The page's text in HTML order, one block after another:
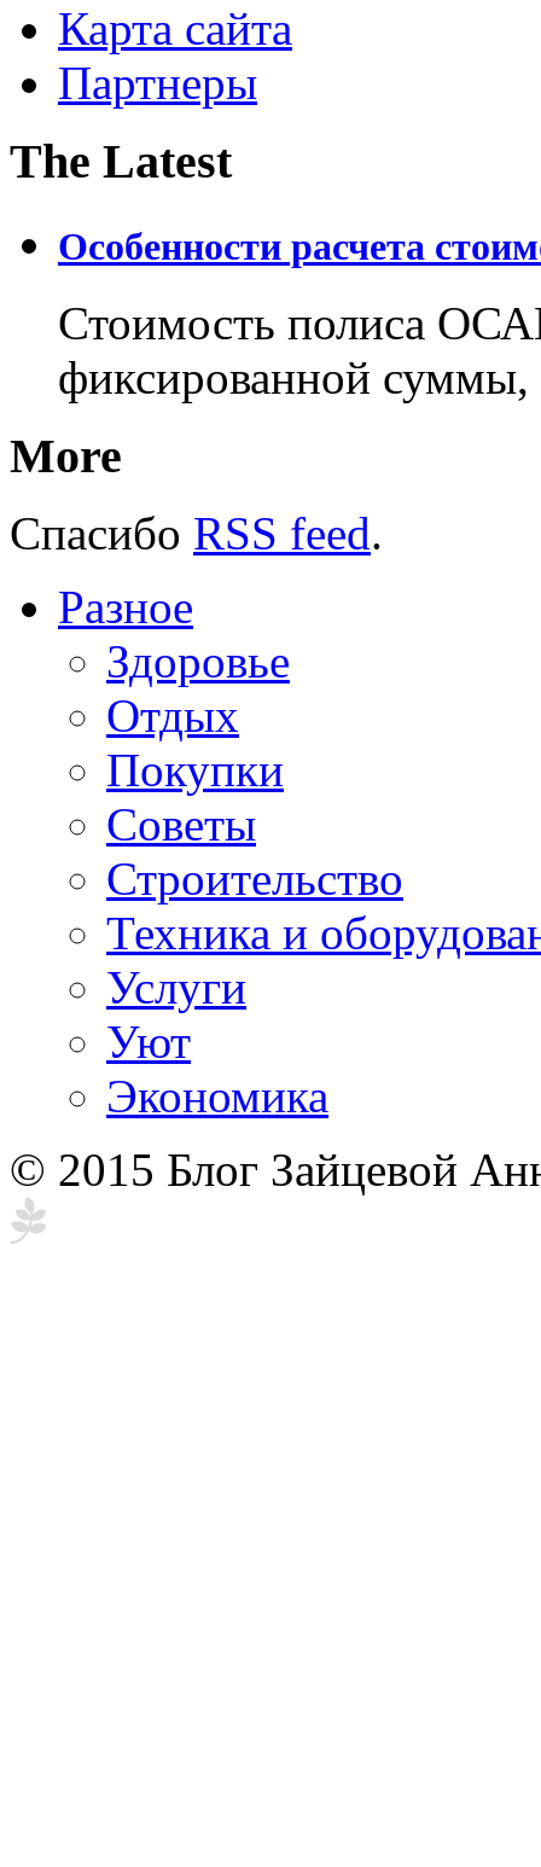
Карта сайта
Партнеры
The Latest
Особенности расчета
Стоимость полиса
фиксированной
More
Спасибо RSS feed.
Разное
Здоровье
Отдых
Покупки
Советы
Строительство
Техника и
Услуги
Уют
Экономика
© 2015 Блог Зайцевой